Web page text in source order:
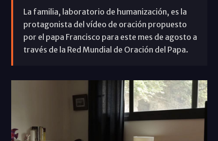
La familia, laboratorio de humanización, es la
protagonista del vídeo de oración propuesto
por el papa Francisco para este mes de agosto a
través de la Red Mundial de Oración del Papa.